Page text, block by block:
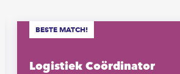
Logistiek Coördinator
BESTE MATCH!